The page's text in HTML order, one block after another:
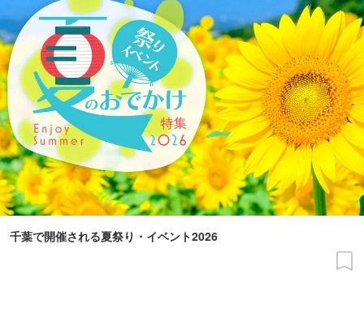
千葉で開催される夏祭り・イベント2026